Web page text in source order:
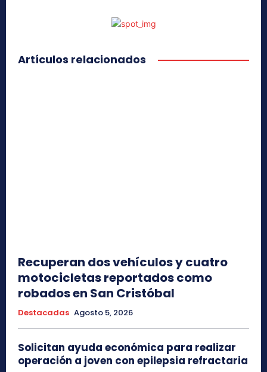
Artículos relacionados
Recuperan dos vehículos y cuatro
motocicletas reportados como
robados en San Cristóbal
Destacadas Agosto 5, 2026
Solicitan ayuda económica para realizar
operación a joven con epilepsia refractaria